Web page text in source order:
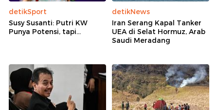
detikSport
Susy Susanti: Putri KW
Punya Potensi, tapi...
detikNews
Iran Serang Kapal Tanker
UEA di Selat Hormuz, Arab
Saudi Meradang